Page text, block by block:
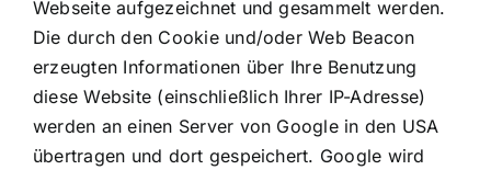
Webseite aufgezeichnet und gesammelt werden.
Die durch den Cookie und/oder Web Beacon
erzeugten Informationen über Ihre Benutzung
diese Website (einschließlich Ihrer IP-Adresse)
werden an einen Server von Google in den USA
übertragen und dort gespeichert. Google wird